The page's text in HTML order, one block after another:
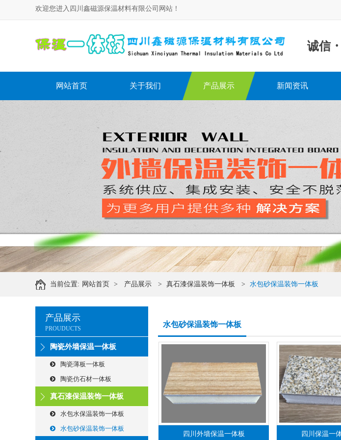
欢迎您进入四川鑫磁源保温材料有限公司网站！
诚信 ·
网站首页 关于我们 产品展示 新闻资讯
当前位置: 网站首页 > 产品展示 > 真石漆保温装饰一体板 > 水包砂保温装饰一体板
产品展示
PROUDUCTS
陶瓷外墙保温一体板
陶瓷薄板一体板
陶瓷仿石材一体板
真石漆保温装饰一体板
水包水保温装饰一体板
水包砂保温装饰一体板
水包砂保温装饰一体板
四川外墙保温一体板 四川保温一